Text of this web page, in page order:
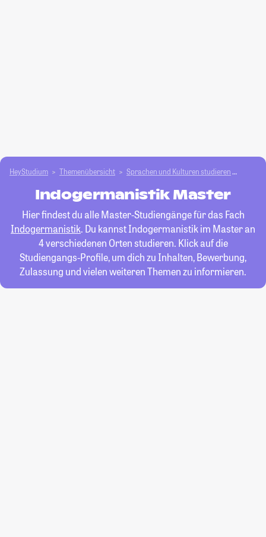
HeyStudium Themenübersicht Sprachen und Kulturen studieren
Indogermanistik Master
Hier findest du alle Master-Studiengänge für das Fach
Indogermanistik. Du kannst Indogermanistik im Master an
4 verschiedenen Orten studieren. Klick auf die
Studiengangs-Profile, um dich zu Inhalten, Bewerbung,
Zulassung und vielen weiteren Themen zu informieren.